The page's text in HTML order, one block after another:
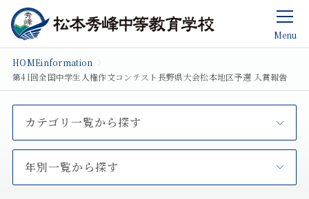
Menu
HOMEinformation
第41回全国中学生人権作文コンテスト長野県大会松本地区予選 入賞報告
カテゴリ一覧から探す
年別一覧から探す